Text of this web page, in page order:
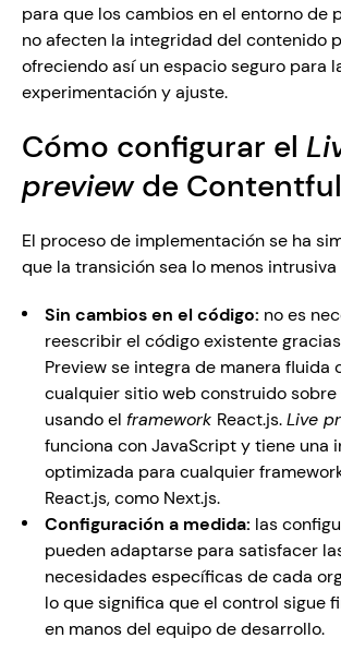
para que los cambios en el entorno de
no afecten la integridad del contenido
ofreciendo así un espacio seguro para
experimentación y ajuste.
Cómo configurar el
preview de Contentful
El proceso de implementación se ha
que la transición sea lo menos
Sin cambios en el código: no es
reescribir el código existente
Preview se integra de manera fluida
cualquier sitio web construido
usando el framework React.js.
funciona con JavaScript y tiene una
optimizada para cualquier
React.js, como Next.js.
Configuración a medida: las
pueden adaptarse para satisfacer
necesidades específicas de cada
lo que significa que el control sigue
en manos del equipo de desarrollo.